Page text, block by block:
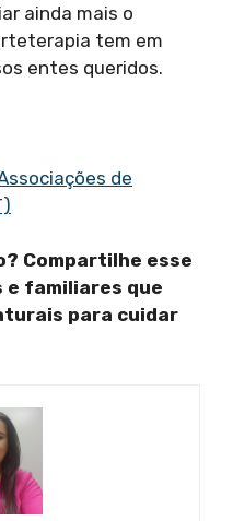
ainda mais o
tem em
entes queridos.
de
Compartilhe esse
e familiares que
para cuidar